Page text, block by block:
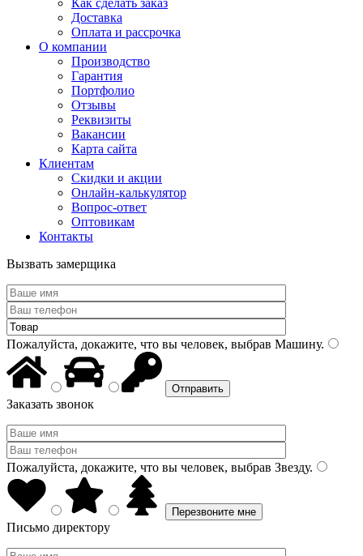
Как сделать заказ
Доставка
Оплата и рассрочка
О компании
Производство
Гарантия
Портфолио
Отзывы
Реквизиты
Вакансии
Карта сайта
Клиентам
Скидки и акции
Онлайн-калькулятор
Вопрос-ответ
Оптовикам
Контакты
Вызвать замерщика
Пожалуйста, докажите, что вы человек, выбрав Машину.
Заказать звонок
Пожалуйста, докажите, что вы человек, выбрав Звезду.
Письмо директору